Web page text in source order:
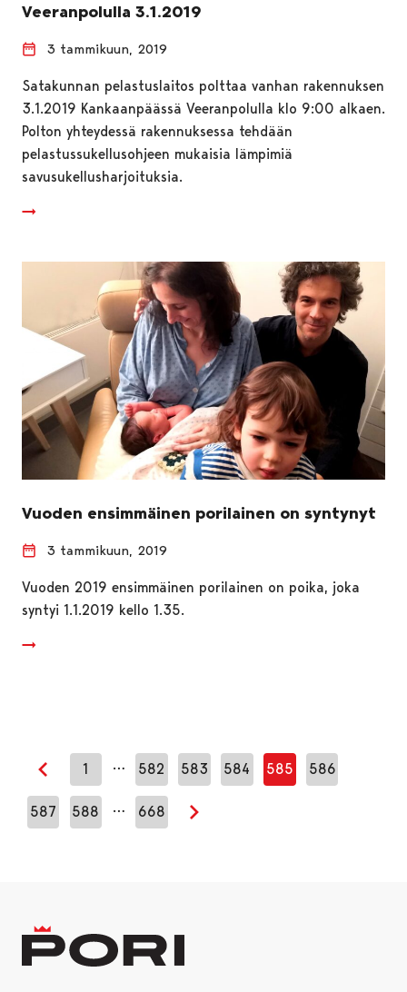
Veeranpolulla 3.1.2019
3 tammikuun, 2019
Satakunnan pelastuslaitos polttaa vanhan rakennuksen
3.1.2019 Kankaanpäässä Veeranpolulla klo 9:00 alkaen.
Polton yhteydessä rakennuksessa tehdään
pelastussukellusohjeen mukaisia lämpimiä
savusukellusharjoituksia.
Vuoden ensimmäinen porilainen on syntynyt
3 tammikuun, 2019
Vuoden 2019 ensimmäinen porilainen on poika, joka
syntyi 1.1.2019 kello 1.35.
Edellinen sivu
1 … 582 583 584 585 586
587 588 … 668
Seuraava sivu